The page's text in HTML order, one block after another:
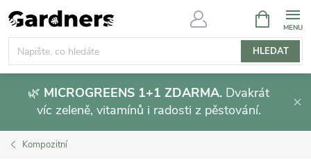
Přejít
na
obsah
HLEDAT
NÁKUPNÍ
KOŠÍK
🌿 MICROGREENS 1+1 ZDARMA. Dvakrát
víc zeleně, vitamínů i radosti z pěstování.
Kompozitní